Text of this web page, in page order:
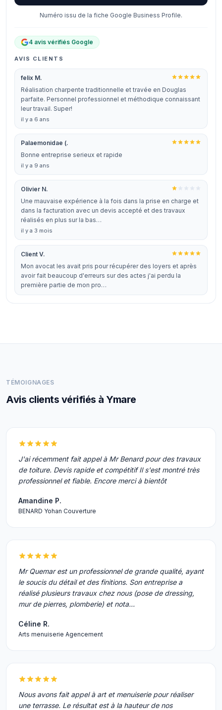
Numéro issu de la fiche Google Business Profile.
4 avis vérifiés Google
AVIS CLIENTS
felix M.
Réalisation charpente traditionnelle et travée en Douglas
parfaite. Personnel professionnel et méthodique connaissant
leur travail. Super!
il y a 6 ans
Palaemonidae (.
Bonne entreprise serieux et rapide
il y a 9 ans
Olivier N.
Une mauvaise expérience à la fois dans la prise en charge et
dans la facturation avec un devis accepté et des travaux
réalisés en plus sur la bas…
il y a 3 mois
Client V.
Mon avocat les avait pris pour récupérer des loyers et après
avoir fait beaucoup d'erreurs sur des actes j'ai perdu la
première partie de mon pro…
TÉMOIGNAGES
Avis clients vérifiés à Ymare
J'ai récemment fait appel à Mr Benard pour des travaux
de toiture. Devis rapide et compétitif Il s'est montré très
professionnel et fiable. Encore merci à bientôt
Amandine P.
BENARD Yohan Couverture
Mr Quemar est un professionnel de grande qualité, ayant
le soucis du détail et des finitions. Son entreprise a
réalisé plusieurs travaux chez nous (pose de dressing,
mur de pierres, plomberie) et nota…
Céline R.
Arts menuiserie Agencement
Nous avons fait appel à art et menuiserie pour réaliser
une terrasse. Le résultat est à la hauteur de nos